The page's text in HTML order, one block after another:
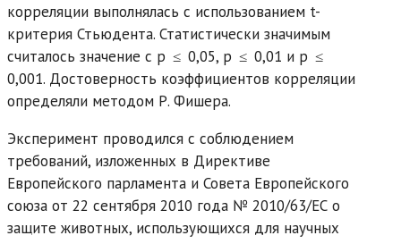
корреляции выполнялась с использованием t-
критерия Стьюдента. Статистически значимым
считалось значение с р ≤ 0,05, р ≤ 0,01 и р ≤
0,001. Достоверность коэффициентов корреляции
определяли методом Р. Фишера.
Эксперимент проводился с соблюдением
требований, изложенных в Директиве
Европейского парламента и Совета Европейского
союза от 22 сентября 2010 года № 2010/63/ЕС о
защите животных, использующихся для научных